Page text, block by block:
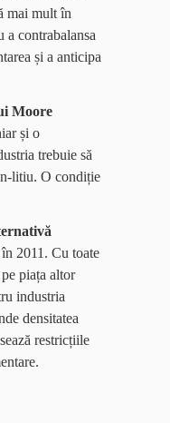
mai mult în
contrabalansa
și a anticipa
Moore
și o
trebuie să
litiu. O condiție
2011. Cu toate
piața altor
industria
densitatea
restricțiile